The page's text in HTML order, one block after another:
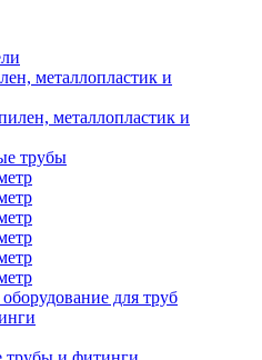
металлопластик и
трубы
для труб